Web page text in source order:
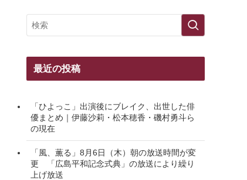
最近の投稿
「ひよっこ」出演後にブレイク、出世した俳
優まとめ｜伊藤沙莉・松本穂香・磯村勇斗ら
の現在
「風、薫る」8月6日（木）朝の放送時間が変
更 「広島平和記念式典」の放送により繰り
上げ放送